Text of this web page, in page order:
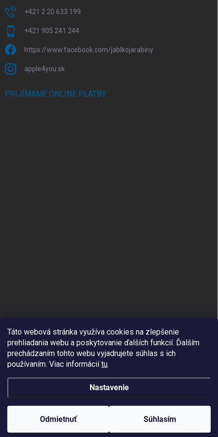
Táto webová stránka využíva cookies na zlepšenie
prehliadania webu a poskytovanie ďalších funkcií. Ďalším
prechádzaním tohto webu vyjadrujete súhlas s ich
používaním. Viac informáciítu.
Nastavenie
Odmietnuť Súhlasím
+421 2 20 633 199
+421 905 241 244
https://www.facebook.com/jablkojarabiny
apple4you.sk
PRIJÍMAME ONLINE PLATBY
Vytvoril Shoptet
Copyright 2026 APPLE4YOU.SK . Všetky práva vyhradené.